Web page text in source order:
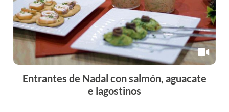
Entrantes de Nadal con salmón, aguacate
e lagostinos